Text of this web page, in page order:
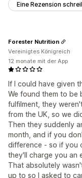
Eine Rezension
If I could have given
We found them to be
fulfilment, they
from the UK, so we
Then they suddenly
month, and if you
difference - so if you
they'll charge you an
That absolutely
up to so I asked to
Forester Nutrition
Vereinigtes Königreich
12 monate mit der App